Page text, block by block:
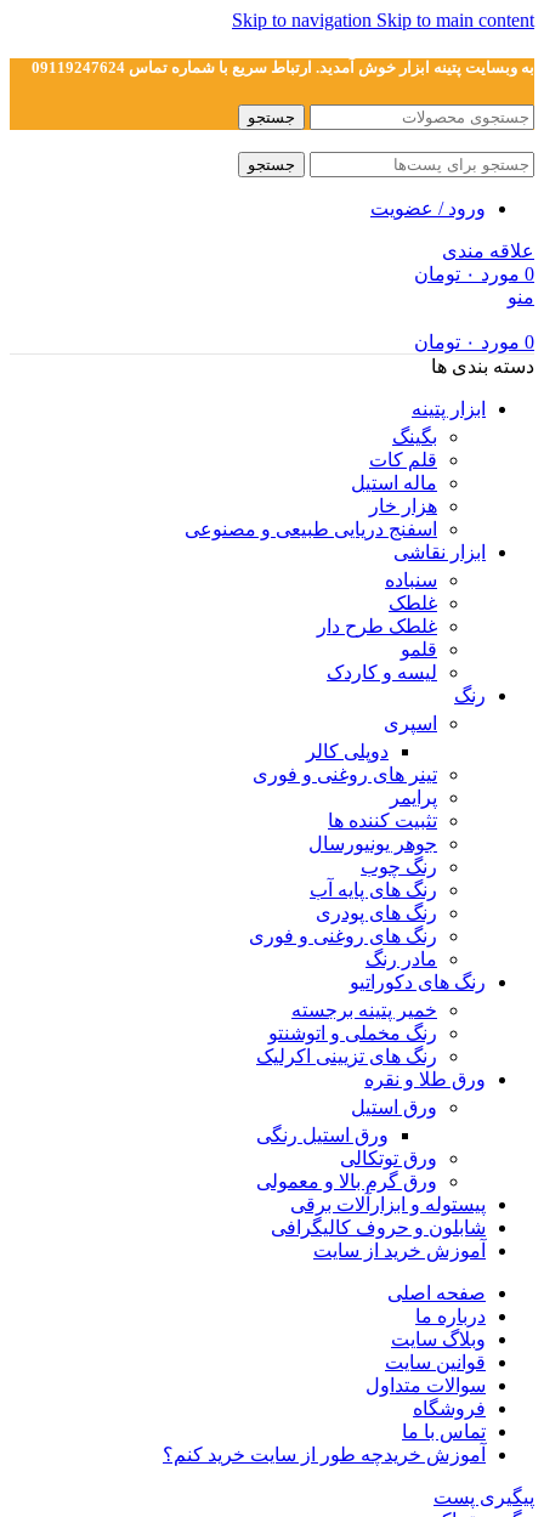
Skip to navigation Skip to main content
به وبسایت پتینه ابزار خوش آمدید. ارتباط سریع با شماره تماس 09119247624
جستجو
جستجو
ورود / عضویت
علاقه مندی
0 مورد ۰ تومان
منو
0 مورد ۰ تومان
دسته بندی ها
ابزار پتینه
بگینگ
قلم کات
ماله استیل
هزار خار
اسفنج دریایی طبیعی و مصنوعی
ابزار نقاشی
سنباده
غلطک
غلطک طرح دار
قلمو
لیسه و کاردک
رنگ
اسپری
دوپلی کالر
تینر های روغنی و فوری
پرایمر
تثبیت کننده ها
جوهر یونیورسال
رنگ چوب
رنگ‌ های پایه آب
رنگ های پودری
رنگ‌ های روغنی و فوری
مادر رنگ
رنگ های دکوراتیو
خمیر پتینه برجسته
رنگ مخملی و اتوشنتو
رنگ های تزیینی اکرلیک
ورق طلا و نقره
ورق استیل
ورق استیل رنگی
ورق توتکالی
ورق گرم بالا و معمولی
پیستوله و ابزارآلات برقی
شابلون و حروف کالیگرافی
آموزش خرید از سایت
صفحه اصلی
درباره ما
وبلاگ سایت
قوانین سایت
سوالات متداول
فروشگاه
تماس با ما
آموزش خریدچه طور از سایت خرید کنم؟
پیگیری پست